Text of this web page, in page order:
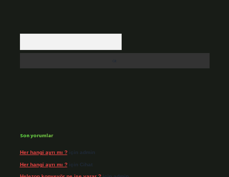
Son yorumlar
Her hangi ayrı mı ?için admin
Her hangi ayrı mı ?için Cihat